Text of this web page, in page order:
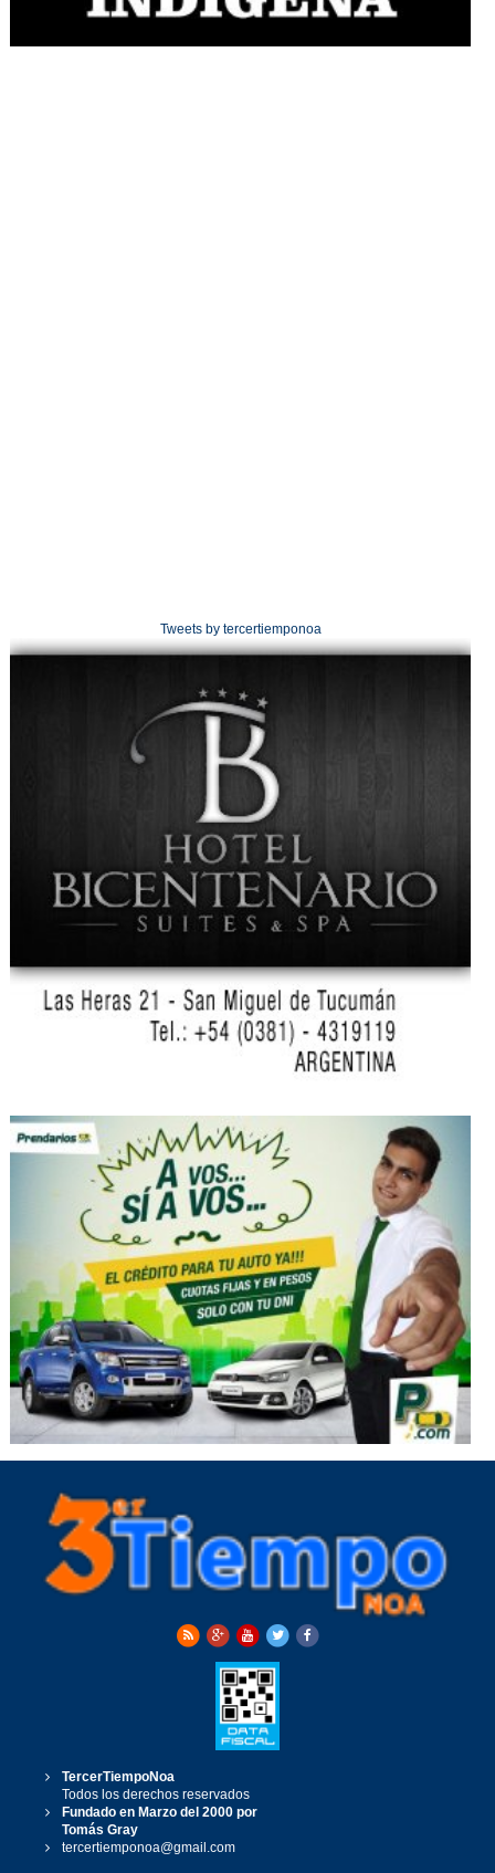
Tweets by tercertiemponoa
TercerTiempoNoa
Todos los derechos reservados
Fundado en Marzo del 2000 por
Tomás Gray
tercertiemponoa@gmail.com